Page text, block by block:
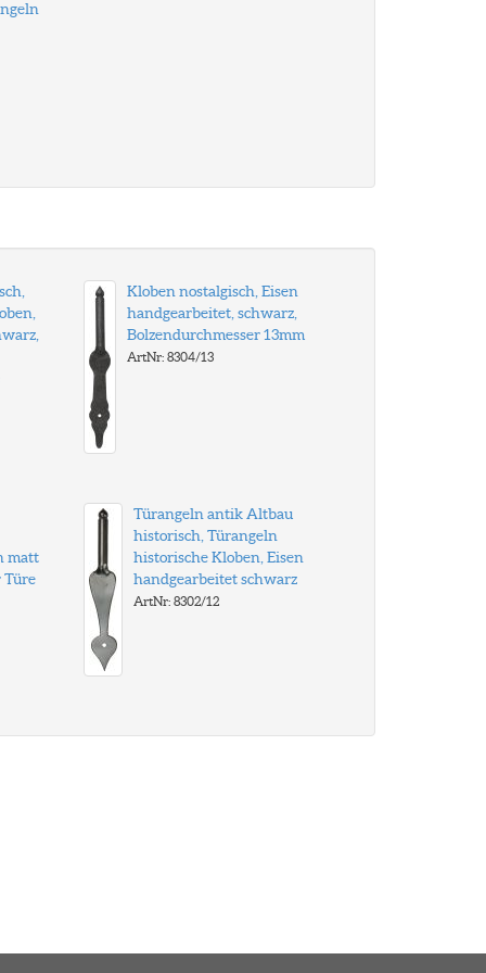
Kloben nostalgisch, Eisen
handgearbeitet, schwarz,
Bolzendurchmesser 13mm
ArtNr: 8304/13
matt
Türe
Türangeln antik Altbau
historisch, Türangeln
historische Kloben, Eisen
handgearbeitet schwarz
ArtNr: 8302/12